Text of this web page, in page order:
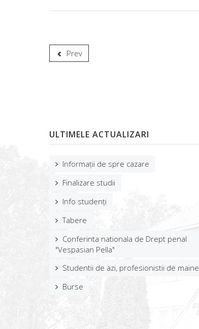
Prev
ULTIMELE ACTUALIZARI
Informații de spre cazare
Finalizare studii
Info studenți
Tabere
Conferinta nationala de Drept penal
"Vespasian Pella"
Studentii de azi, profesionistii de maine
Burse